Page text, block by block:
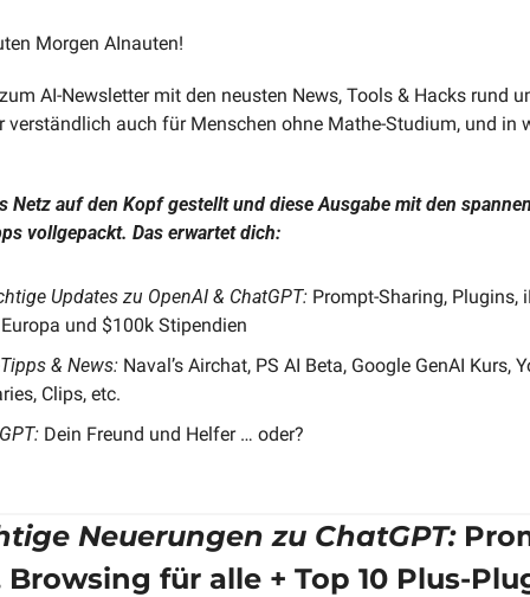
Morgen AInauten!
AI-Newsletter mit den neusten News, Tools & Hacks rund
verständlich auch für Menschen ohne Mathe-Studium, und in
Netz auf den Kopf gestellt und diese Ausgabe mit den
vollgepackt. Das erwartet dich:
Updates zu OpenAI & ChatGPT: Prompt-Sharing, Plugins,
und $100k Stipendien
& News: Naval’s Airchat, PS AI Beta, Google GenAI Kurs,
Clips, etc.
Dein Freund und Helfer … oder?
Neuerungen zu ChatGPT:
Browsing für alle + Top 10 Plus-